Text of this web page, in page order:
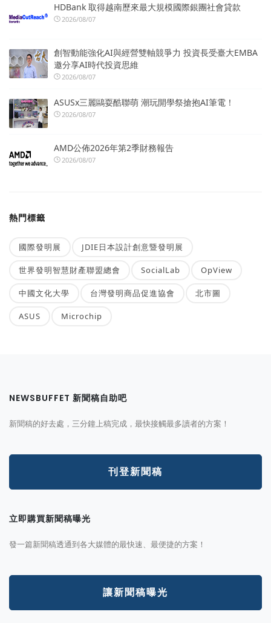
HDBank 取得越南歷來最大規模國際銀團社會貸款
2026/08/07
創智動能強化AI與經營雙軸競爭力 投資長受臺大EMBA
邀分享AI時代投資思維
2026/08/07
ASUSx三麗鷗耍酷聯萌 潮玩開學祭搶抱AI筆電！
2026/08/07
AMD公佈2026年第2季財務報告
2026/08/07
熱門標籤
國際發明展 JDIE日本設計創意暨發明展
世界發明智慧財產聯盟總會 SocialLab OpView
中國文化大學 台灣發明商品促進協會 北市圖
ASUS Microchip
NEWSBUFFET 新聞稿自助吧
新聞稿的好去處，三分鐘上稿完成，最快接觸最多讀者的方案！
刊登新聞稿
立即購買新聞稿曝光
發一篇新聞稿透通到各大媒體的最快速、最便捷的方案！
讓新聞稿曝光